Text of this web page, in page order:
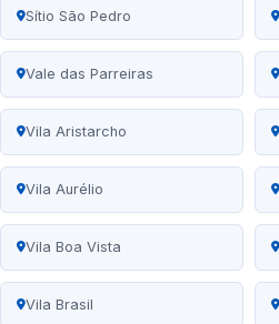
Sítio São Pedro
Vale das Parreiras
Vila Aristarcho
Vila Aurélio
Vila Boa Vista
Vila Brasil